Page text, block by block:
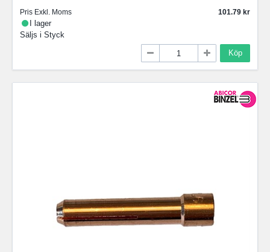
Pris Exkl. Moms
101.79
I lager
Säljs i Styck
Köp